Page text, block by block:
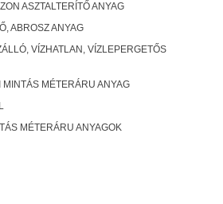
ASZTALTERÍTŐ ANYAG
ABROSZ ANYAG
VÍZHATLAN, VÍZLEPERGETŐS
MINTÁS MÉTERÁRU ANYAG
MÉTERÁRU ANYAGOK